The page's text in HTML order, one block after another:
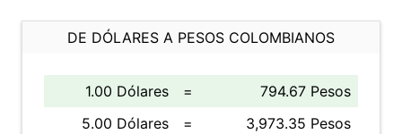
DE DÓLARES A PESOS COLOMBIANOS
1.00 Dólares =
794.67 Pesos
5.00 Dólares
=
3,973.35 Pesos